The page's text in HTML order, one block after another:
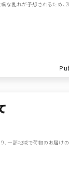
幅な乱れが予想されるため
、一部地域で荷物のお届け